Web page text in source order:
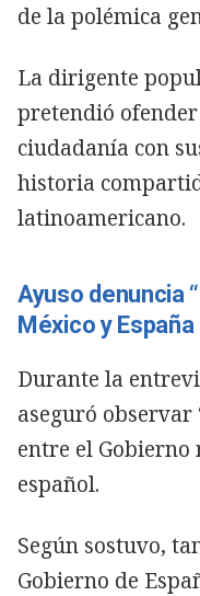
de la polémica
La dirigente
pretendió
ciudadanía con
historia
latinoamericano.
Ayuso denuncia
México y España
Durante la
aseguró observar
entre el Gobierno
español.
Según sostuvo,
Gobierno de